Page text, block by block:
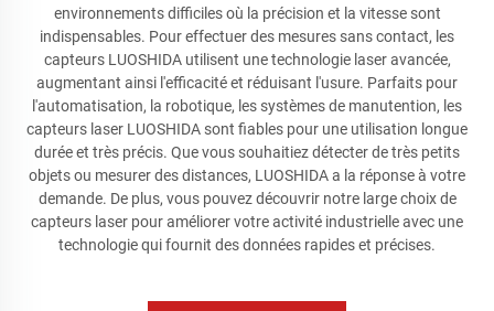
environnements difficiles où la précision et la vitesse sont
indispensables. Pour effectuer des mesures sans contact, les
capteurs LUOSHIDA utilisent une technologie laser avancée,
augmentant ainsi l'efficacité et réduisant l'usure. Parfaits pour
l'automatisation, la robotique, les systèmes de manutention, les
capteurs laser LUOSHIDA sont fiables pour une utilisation longue
durée et très précis. Que vous souhaitiez détecter de très petits
objets ou mesurer des distances, LUOSHIDA a la réponse à votre
demande. De plus, vous pouvez découvrir notre large choix de
capteurs laser pour améliorer votre activité industrielle avec une
technologie qui fournit des données rapides et précises.